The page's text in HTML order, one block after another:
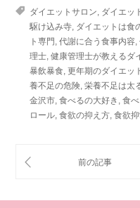
ダイエットサロン, ダイエッ
駆け込み寺, ダイエットは食
ト専門 , 代謝に合う食事内容,
理士, 健康管理士が教えるダ
暴飲暴食, 更年期のダイエッ
養不足の危険, 栄養不足は太
金沢市, 食べるの大好き , 食
ロール, 食欲の抑え方, 食欲抑